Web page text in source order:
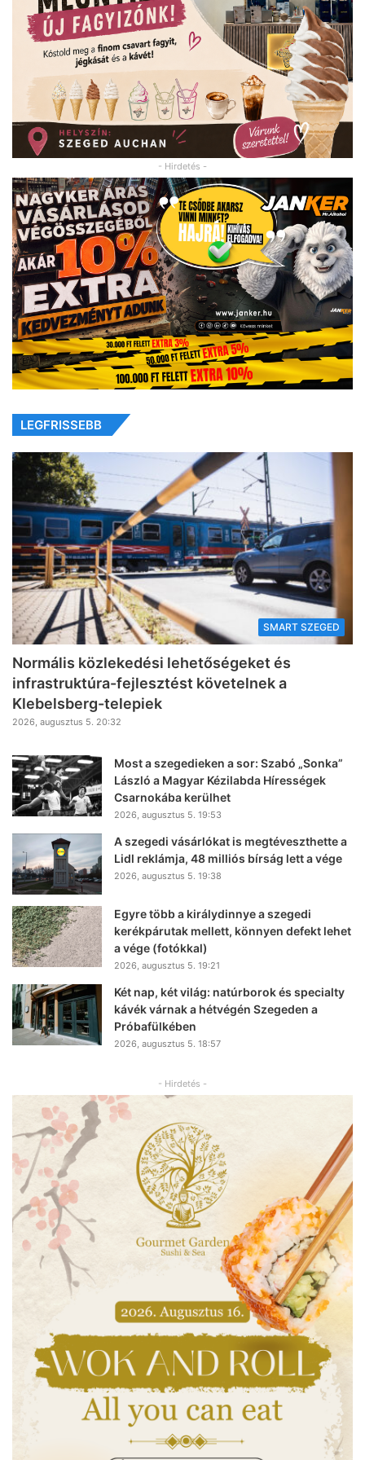
- Hirdetés -
LEGFRISSEBB
SMART SZEGED
Normális közlekedési lehetőségeket és
infrastruktúra-fejlesztést követelnek a
Klebelsberg-telepiek
2026, augusztus 5. 20:32
Most a szegedieken a sor: Szabó „Sonka”
László a Magyar Kézilabda Hírességek
Csarnokába kerülhet
2026, augusztus 5. 19:53
A szegedi vásárlókat is megtéveszthette a
Lidl reklámja, 48 milliós bírság lett a vége
2026, augusztus 5. 19:38
Egyre több a királydinnye a szegedi
kerékpárutak mellett, könnyen defekt lehet
a vége (fotókkal)
2026, augusztus 5. 19:21
Két nap, két világ: natúrborok és specialty
kávék várnak a hétvégén Szegeden a
Próbafülkében
2026, augusztus 5. 18:57
- Hirdetés -